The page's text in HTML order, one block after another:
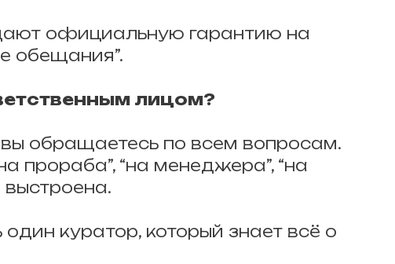
официальную гарантию на
обещания”.
лицом?
обращаетесь по всем вопросам.
прораба”, “на менеджера”, “на
куратор, который знает всё о